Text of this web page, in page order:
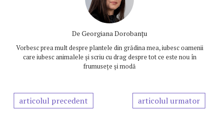
De Georgiana Dorobanțu
Vorbesc prea mult despre plantele din grădina mea, iubesc oamenii
care iubesc animalele și scriu cu drag despre tot ce este nou în
frumusețe și modă
articolul precedent articolul urmator